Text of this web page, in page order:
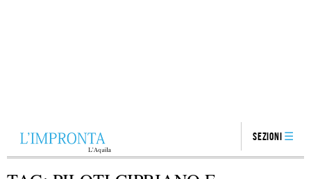
Sezioni